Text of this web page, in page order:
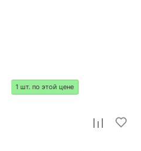
1 шт. по этой цене